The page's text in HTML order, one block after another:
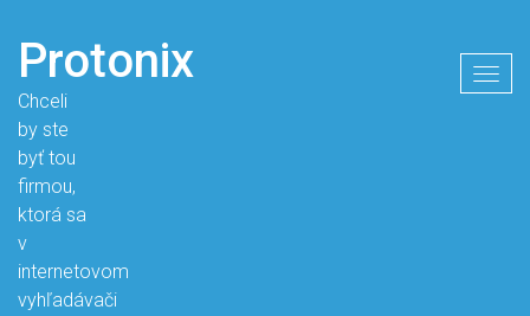
Protonix
Chceli
by ste
byť tou
firmou,
ktorá sa
v
internetovom
vyhľadávači